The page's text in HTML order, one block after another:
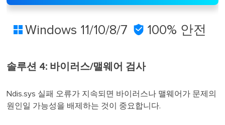
 Windows 11/10/8/7  100% 안전
솔루션 4: 바이러스/맬웨어 검사
Ndis.sys 실패 오류가 지속되면 바이러스나 맬웨어가 문제의
원인일 가능성을 배제하는 것이 중요합니다.